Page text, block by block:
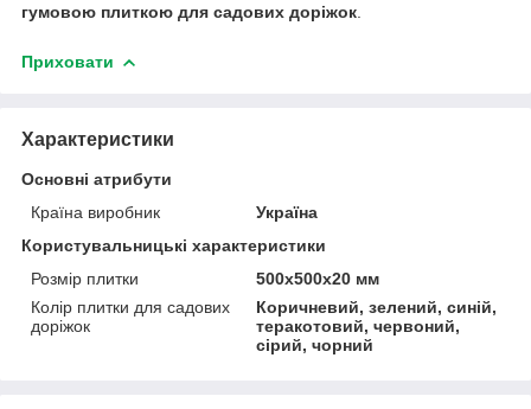
гумовою плиткою для садових доріжок
Приховати
Характеристики
Основні атрибути
Країна виробник
Україна
Користувальницькі характеристики
Розмір плитки
500х500х20 мм
Колір плитки для садових
доріжок
Коричневий, зелений, синій,
теракотовий, червоний,
сірий, чорний